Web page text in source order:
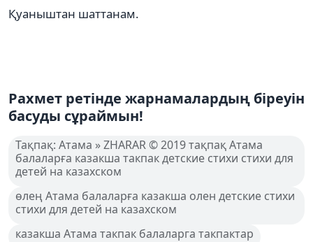
Қуаныштан шаттанам.
Рахмет ретінде жарнамалардың біреуін
басуды сұраймын!
Тақпақ: Атама » ZHARAR © 2019 тақпақ Атама
балаларға казакша такпак детские стихи стихи для
детей на казахском
өлең Атама балаларға казакша олен детские стихи
стихи для детей на казахском
казакша Атама такпак балаларга такпактар